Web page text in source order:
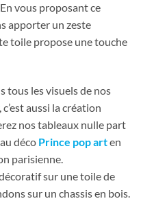
vous proposant ce
apporter un zeste
toile propose une touche
tous les visuels de nos
aussi la création
nos tableaux nulle part
déco Prince pop arten
parisienne.
sur une toile de
sur un chassis en bois.